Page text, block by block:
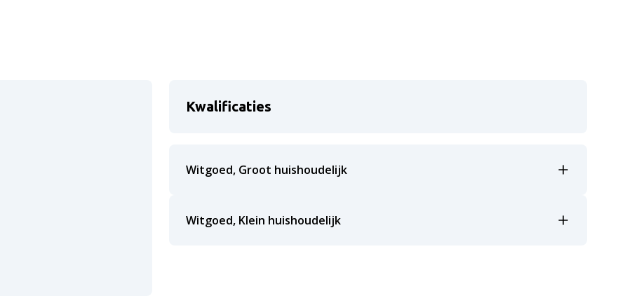
Kwalificaties
Witgoed, Groot huishoudelijk
Witgoed, Klein huishoudelijk